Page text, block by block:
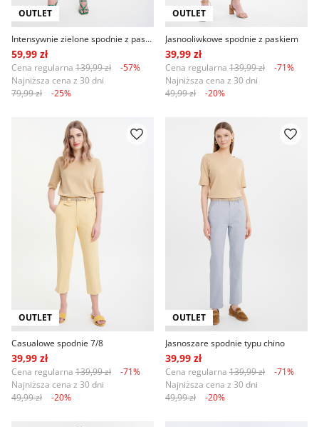
OUTLET
Intensywnie zielone spodnie z paskiem
59,99 zł
Cena regularna 139,99 zł
-57%
Najniższa cena z 30 dni
79,99 zł
-25%
OUTLET
Jasnooliwkowe spodnie z paskiem
39,99 zł
Cena regularna 139,99 zł
-71%
Najniższa cena z 30 dni
49,99 zł
-20%
OUTLET
Casualowe spodnie 7/8
39,99 zł
Cena regularna 139,99 zł
-71%
Najniższa cena z 30 dni
49,99 zł
-20%
OUTLET
Jasnoszare spodnie typu chino
39,99 zł
Cena regularna 139,99 zł
-71%
Najniższa cena z 30 dni
49,99 zł
-20%